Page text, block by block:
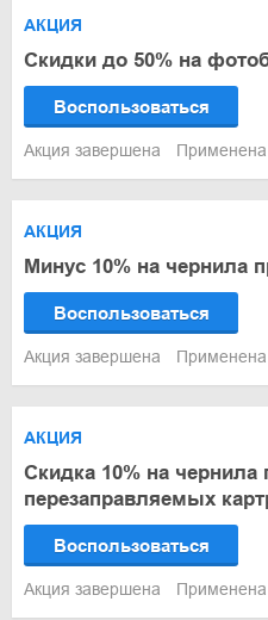
АКЦИЯ
Скидки до 50% на
Воспользоваться
Акция завершена Применена
АКЦИЯ
Минус 10% на чернила
Воспользоваться
Акция завершена
АКЦИЯ
Скидка 10% на чернила
перезаправляемых
Воспользоваться
Акция завершена